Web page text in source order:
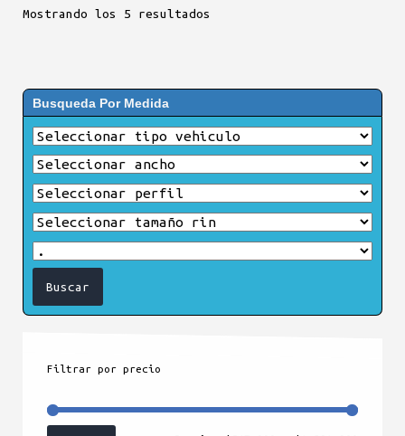
Mostrando los 5 resultados
Busqueda Por Medida
Filtrar por precio